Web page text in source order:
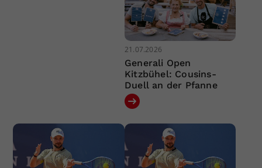
21.07.2026
Generali Open
Kitzbühel: Cousins-
Duell an der Pfanne